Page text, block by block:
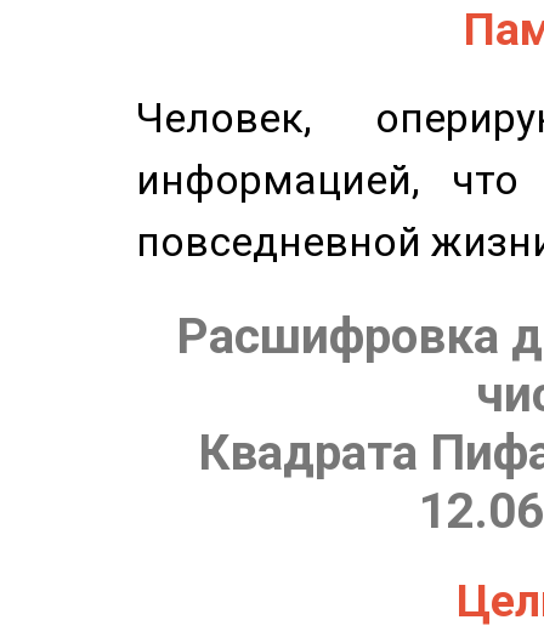
Человек,
информацией,
повседневной
Расшифровка
Квадрата